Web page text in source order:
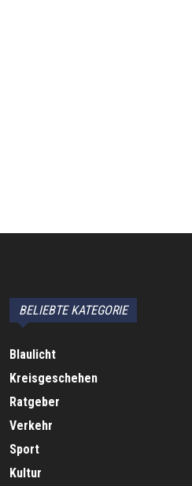
BELIEBTE KATEGORIE
Blaulicht
Kreisgeschehen
Ratgeber
Verkehr
Sport
Kultur